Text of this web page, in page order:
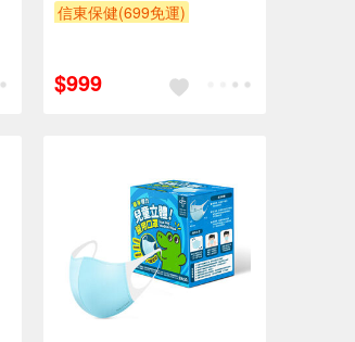
信東保健(699免運)
$999